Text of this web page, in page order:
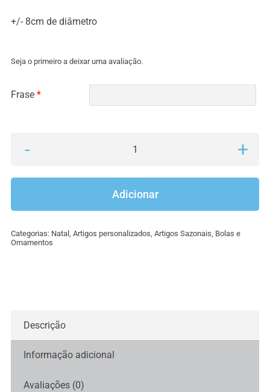
+/- 8cm de diâmetro
Seja o primeiro a deixar uma avaliação.
Frase *
Quantidade
Bola
com
Adicionar
Categorias: Natal , Artigos personalizados, Artigos Sazonais, Bolas e
Ornamentos
Descrição
Informação adicional
Avaliações (0)